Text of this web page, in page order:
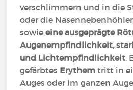
verschlimmern und in die
oder die
sowieeine ausgeprägte
Augenempfindlichkeit,
und Lichtempfindlichkeit.
gefärbtes Erythem tritt in
Auges oder im ganzen